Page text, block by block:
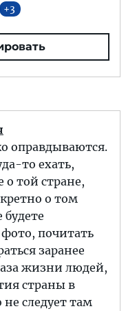
3
оправдываются.
то ехать,
о той стране,
о том
будете
почитать
заранее
жизни людей,
страны в
не следует там